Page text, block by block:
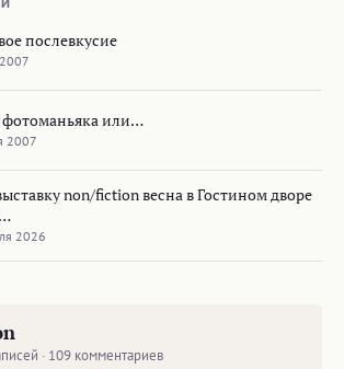
послевкусие
или…
2007
non/fiction весна в Гостином дворе
2026
· 109 комментариев